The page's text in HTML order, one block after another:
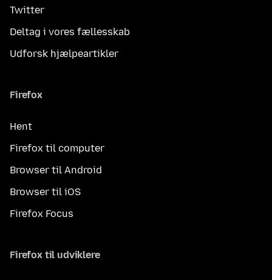
Twitter
Deltag i vores fællesskab
Udforsk hjælpeartikler
Firefox
Hent
Firefox til computer
Browser til Android
Browser til iOS
Firefox Focus
Firefox til udviklere